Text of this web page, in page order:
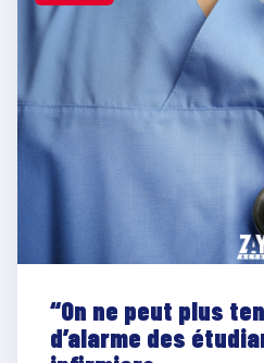
“On ne peut plus
d’alarme des